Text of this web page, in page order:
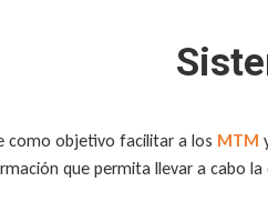
como objetivo facilitar a los MTM
que permita llevar a cabo